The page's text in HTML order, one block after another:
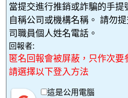
當提交進行推銷或詐騙的手提
自稱公司或機構名稱。 請勿
司職員個人姓名電話。
回報者:
匿名回報會被屏蔽，只作次要
請選擇以下登入方法
這是公用電腦